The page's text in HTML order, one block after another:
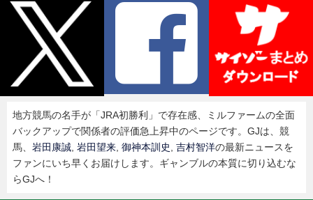
地方競馬の名手が「JRA初勝利」で存在感、ミルファームの全面
バックアップで関係者の評価急上昇中のページです。GJは、競
馬、 岩田康誠 岩田望来 御神本訓史 吉村智洋の最新ニュースを
ファンにいち早くお届けします。ギャンブルの本質に切り込むな
らGJへ！